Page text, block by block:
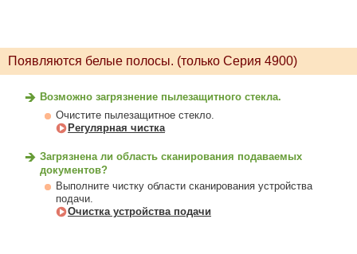
Появляются белые полосы. (только Серия 4900)
Возможно загрязнение пылезащитного стекла.
Очистите пылезащитное стекло.
Регулярная чистка
Загрязнена ли область сканирования подаваемых
документов?
Выполните чистку области сканирования устройства
подачи.
Очистка устройства подачи